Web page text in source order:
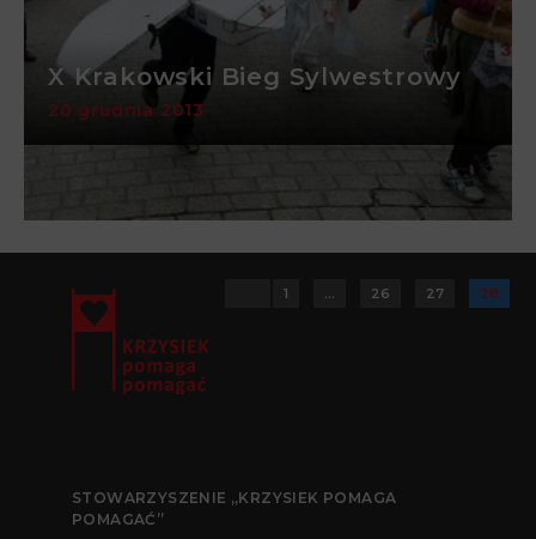
X Krakowski Bieg Sylwestrowy
20 grudnia 2013
1 … 26 27 28
STOWARZYSZENIE „KRZYSIEK POMAGA
POMAGAĆ”